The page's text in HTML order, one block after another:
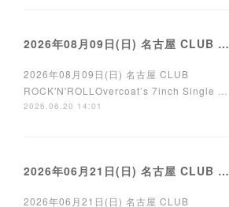
2026年08月09日(日) 名古屋 CLUB ROCK'N'ROLL
2026年08月09日(日) 名古屋 CLUB
ROCK'N'ROLLOvercoat’s 7inch Single …
2026.06.20 14:01
2026年06月21日(日) 名古屋 CLUB ROCK'N'ROLL
2026年06月21日(日) 名古屋 CLUB